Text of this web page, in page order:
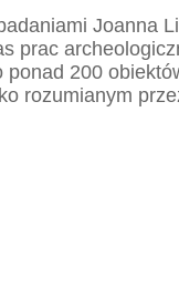
Joanna
prac
ponad 200
rozumianym